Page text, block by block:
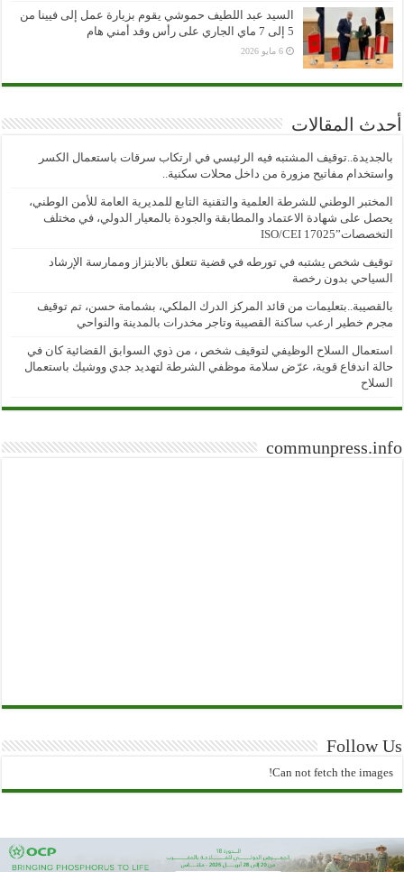
السيد عبد اللطيف حموشي يقوم بزيارة عمل إلى فيينا من
5 إلى 7 ماي الجاري على رأس وفد أمني هام
6 مايو 2026
أحدث المقالات
بالجديدة..توقيف المشتبه فيه الرئيسي في ارتكاب سرقات باستعمال الكسر
واستخدام مفاتيح مزورة من داخل محلات سكنية..
المختبر الوطني للشرطة العلمية والتقنية التابع للمديرية العامة للأمن الوطني،
يحصل على شهادة الاعتماد والمطابقة والجودة بالمعيار الدولي، في مختلف
التخصصات”ISO/CEI 17025
توقيف شخص يشتبه في تورطه في قضية تتعلق بالابتزاز وممارسة الإرشاد
السياحي بدون رخصة
بالقصيبة..بتعليمات من قائد المركز الدرك الملكي، بشمامة حسن، تم توقيف
مجرم خطير ارعب ساكنة القصيبة وتاجر مخدرات بالمدينة والنواحي
استعمال السلاح الوظيفي لتوقيف شخص ، من ذوي السوابق القضائية كان في
حالة اندفاع قوية، عرّض سلامة موظفي الشرطة لتهديد جدي ووشيك باستعمال
السلاح
communpress.info
Follow Us
Can not fetch the images!